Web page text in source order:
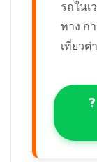
รถใน
ทาง ก
เที่ยวต่